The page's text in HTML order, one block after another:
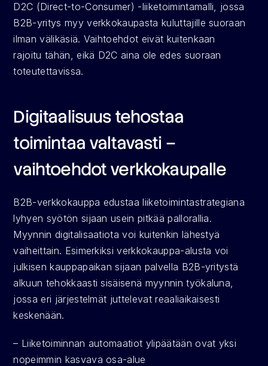
D2C (Direct-to-Consumer) -liiketoimintamalli, jossa
B2B-yritys myy verkkokaupasta kuluttajille suoraan
ilman välikäsiä. Vaihtoehdot eivät kuitenkaan
rajoitu tähän, eikä D2C aina ole edes suoraan
toteutettavissa.
Digitaalisuus tehostaa
toimintaa valtavasti –
vaihtoehdot verkkokaupalle
B2B-verkkokauppa edustaa liiketoimintastrategiana
lyhyen syötön sijaan usein pitkää pallorallia.
Myynnin digitalisaatiota voi kuitenkin lähestyä
vaiheittain. Esimerkiksi verkkokauppa-alusta voi
julkisen kauppapaikan sijaan palvella B2B-yritystä
alkuun tehokkaasti sisäisenä myynnin työkaluna,
jossa eri järjestelmät juttelevat reaaliaikaisesti
keskenään.
– Liiketoiminnan automaatiot ylipäätään ovat yksi
nopeimmin kasvava osa-alue